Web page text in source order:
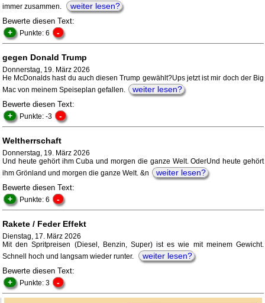
immer zusammen.
weiter lesen?
Bewerte diesen Text:
+ Punkte: 6 -
gegen Donald Trump
Donnerstag, 19. März 2026
He McDonalds hast du auch diesen Trump gewählt?Ups jetzt ist mir doch der Big
Mac von meinem Speiseplan gefallen.
weiter lesen?
Bewerte diesen Text:
+ Punkte: -3 -
Weltherrschaft
Donnerstag, 19. März 2026
Und heute gehört ihm Cuba und morgen die ganze Welt. OderUnd heute gehört
ihm Grönland und morgen die ganze Welt. &n
weiter lesen?
Bewerte diesen Text:
+ Punkte: 6 -
Rakete / Feder Effekt
Dienstag, 17. März 2026
Mit den Spritpreisen (Diesel, Benzin, Super) ist es wie mit meinem Gewicht.
Schnell hoch und langsam wieder runter.
weiter lesen?
Bewerte diesen Text:
+ Punkte: 3 -